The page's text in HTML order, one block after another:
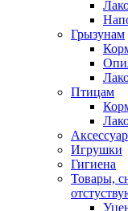
Грызунам
Птицам
Игрушки
Гигиена
Товары,